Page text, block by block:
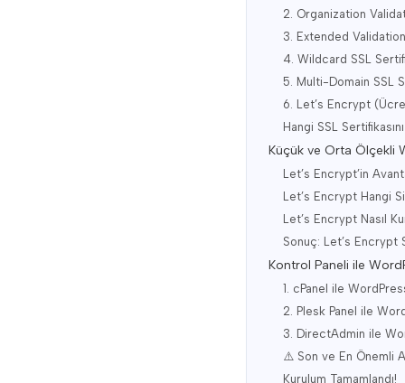
2. Organization
3. Extended
4. Wildcard SSL
5. Multi-Domain SSL
6. Let’s Encrypt
Hangi SSL
Küçük ve Orta Ölçekli
Let’s Encrypt’in
Let’s Encrypt Hangi
Let’s Encrypt Nasıl
Sonuç: Let’s Encrypt
Kontrol Paneli ile
1. cPanel ile
2. Plesk Panel ile
3. DirectAdmin ile
⚠️ Son ve En Önemli
Kurulum Tamamlandı!